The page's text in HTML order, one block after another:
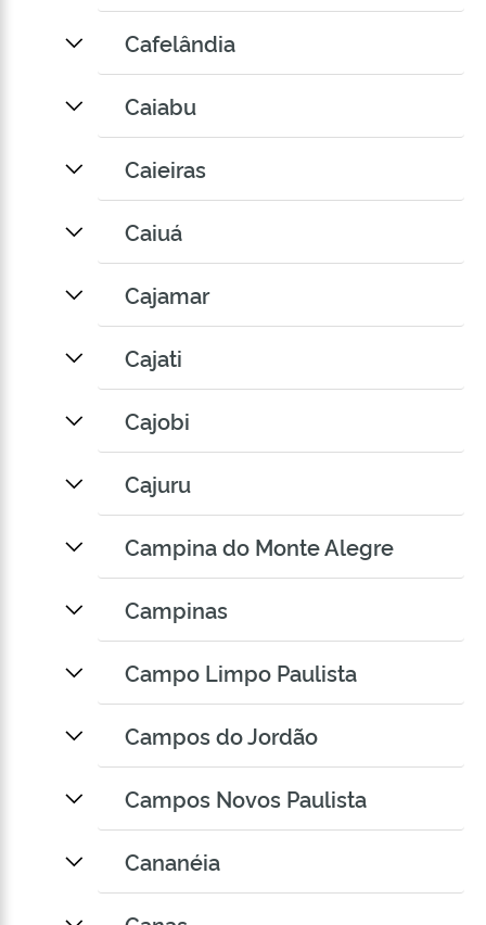
Cafelândia
Caiabu
Caieiras
Caiuá
Cajamar
Cajati
Cajobi
Cajuru
Campina do Monte Alegre
Campinas
Campo Limpo Paulista
Campos do Jordão
Campos Novos Paulista
Cananéia